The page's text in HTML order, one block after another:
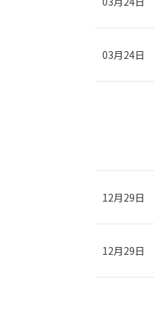
03月24日
12月29日
12月29日